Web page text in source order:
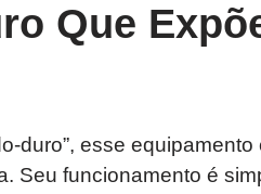
Que
duro”, esse
Seu funcionamento é